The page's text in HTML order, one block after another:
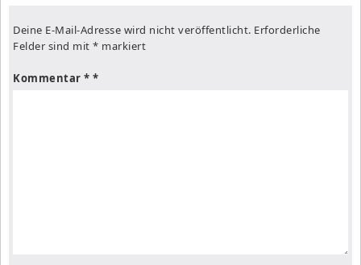
Deine E-Mail-Adresse wird nicht veröffentlicht. Erforderliche
Felder sind mit * markiert
Kommentar *